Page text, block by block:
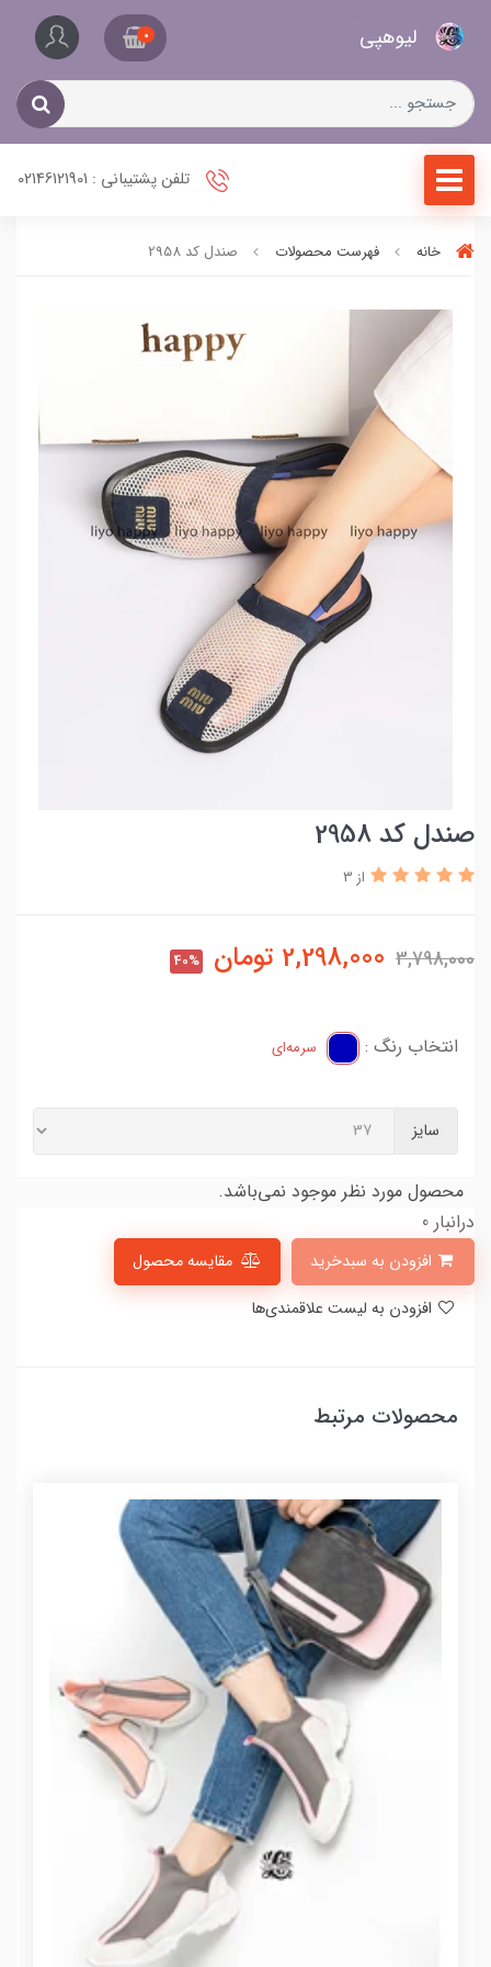
لیو‌هپی 0
تلفن پشتیبانی : 02146121901
خانه فهرست محصولات صندل کد 2958
صندل کد 2958
از 3
3,798,000
2,298,000 تومان 40%
انتخاب رنگ : سرمه‌ای
سایز
محصول مورد نظر موجود نمی‌باشد.
درانبار 0
مقایسه محصول
محصولات مرتبط